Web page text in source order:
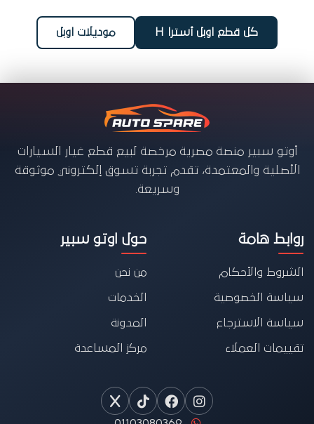
كل قطع اوبل أسترا H موديلات اوبل
أوتو سبير منصة مصرية مرخصة لبيع قطع غيار السيارات
الأصلية والمعتمدة، تقدم تجربة تسوق إلكتروني موثوقة
وسريعة.
روابط هامة
الشروط والأحكام
سياسة الخصوصية
سياسة الاسترجاع
تقييمات العملاء
حول اوتو سبير
من نحن
الخدمات
المدونة
مركز المساعدة